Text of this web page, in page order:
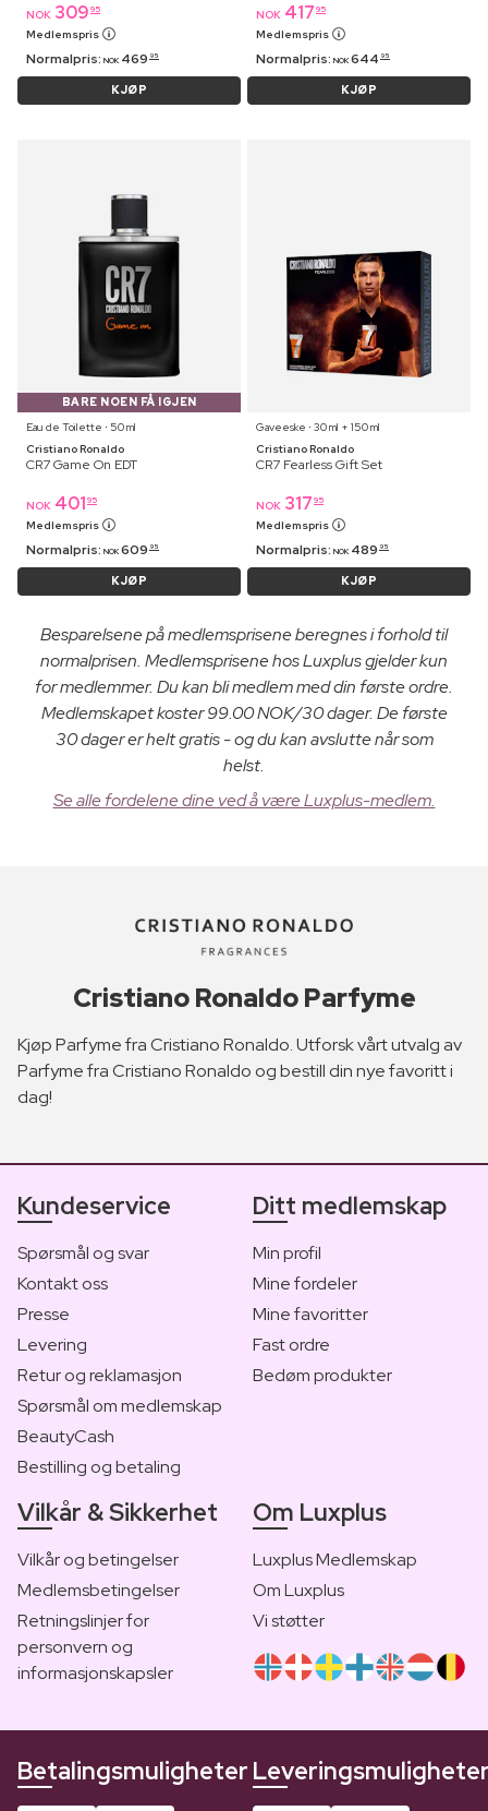
NOK 309 95
Medlemspris
Normalpris: NOK 469 95
KJØP
NOK 417 95
Medlemspris
Normalpris: NOK 644 95
KJØP
BARE NOEN FÅ IGJEN
Eau de Toilette ⋅ 50 ml
Cristiano Ronaldo
CR7 Game On EDT
NOK 401 95
Medlemspris
Normalpris: NOK 609 95
KJØP
Gaveeske ⋅ 30 ml + 150 ml
Cristiano Ronaldo
CR7 Fearless Gift Set
NOK 317 95
Medlemspris
Normalpris: NOK 489 95
KJØP
Besparelsene på medlemsprisene beregnes i forhold til
normalprisen. Medlemsprisene hos Luxplus gjelder kun
for medlemmer. Du kan bli medlem med din første ordre.
Medlemskapet koster 99.00 NOK/30 dager. De første
30 dager er helt gratis - og du kan avslutte når som
helst.
Se alle fordelene dine ved å være Luxplus-medlem.
Cristiano Ronaldo Parfyme
Kjøp Parfyme fra Cristiano Ronaldo. Utforsk vårt utvalg av
Parfyme fra Cristiano Ronaldo og bestill din nye favoritt i
dag!
Kundeservice
Spørsmål og svar
Kontakt oss
Presse
Levering
Retur og reklamasjon
Spørsmål om medlemskap
BeautyCash
Bestilling og betaling
Ditt medlemskap
Min profil
Mine fordeler
Mine favoritter
Fast ordre
Bedøm produkter
Vilkår & Sikkerhet
Vilkår og betingelser
Medlemsbetingelser
Retningslinjer for
personvern og
informasjonskapsler
Om Luxplus
Luxplus Medlemskap
Om Luxplus
Vi støtter
Betalingsmuligheter